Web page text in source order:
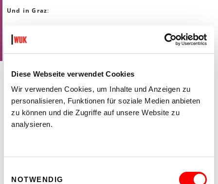
Diese Webseite verwendet Cookies
Wir verwenden Cookies, um Inhalte und Anzeigen zu
personalisieren, Funktionen für soziale Medien anbieten
zu können und die Zugriffe auf unsere Website zu
analysieren.
NOTWENDIG
Und in Graz:
Graz: Künstler_innen des AiR-Programms West Balkan Calling